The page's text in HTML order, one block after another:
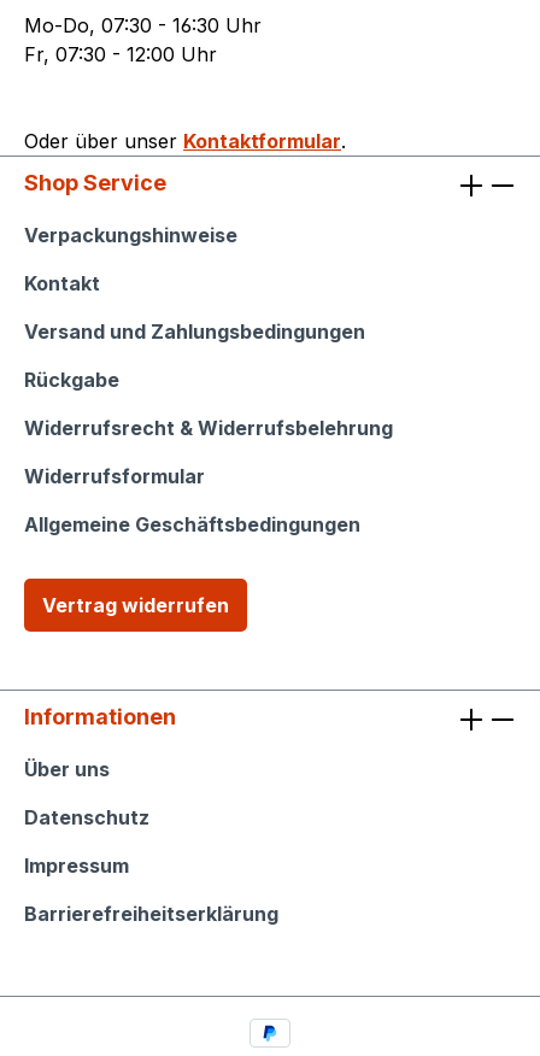
Mo-Do, 07:30 - 16:30 Uhr
Fr, 07:30 - 12:00 Uhr
Oder über unser Kontaktformular.
Shop Service
Shop Service
Verpackungshinweise
Kontakt
Versand und Zahlungsbedingungen
Rückgabe
Widerrufsrecht & Widerrufsbelehrung
Widerrufsformular
Allgemeine Geschäftsbedingungen
Vertrag widerrufen
Informationen
Informationen
Über uns
Datenschutz
Impressum
Barrierefreiheitserklärung